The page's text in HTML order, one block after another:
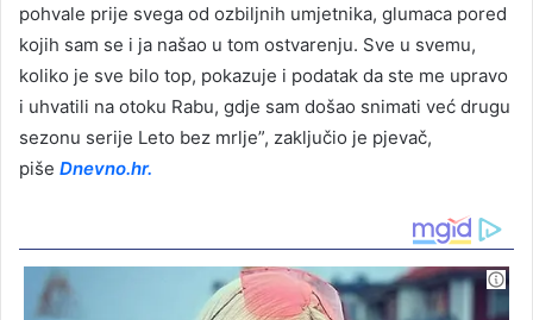
pohvale prije svega od ozbiljnih umjetnika, glumaca pored
kojih sam se i ja našao u tom ostvarenju. Sve u svemu,
koliko je sve bilo top, pokazuje i podatak da ste me upravo
i uhvatili na otoku Rabu, gdje sam došao snimati već drugu
sezonu serije Leto bez mrlje”, zaključio je pjevač,
piše Dnevno.hr.